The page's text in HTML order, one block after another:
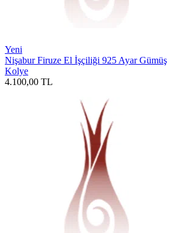
Yeni
Nişabur Firuze El İşçiliği 925 Ayar Gümüş
Kolye
4.100,00 TL